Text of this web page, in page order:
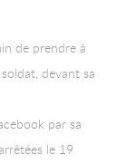
de prendre à
devant sa
par sa
le 19